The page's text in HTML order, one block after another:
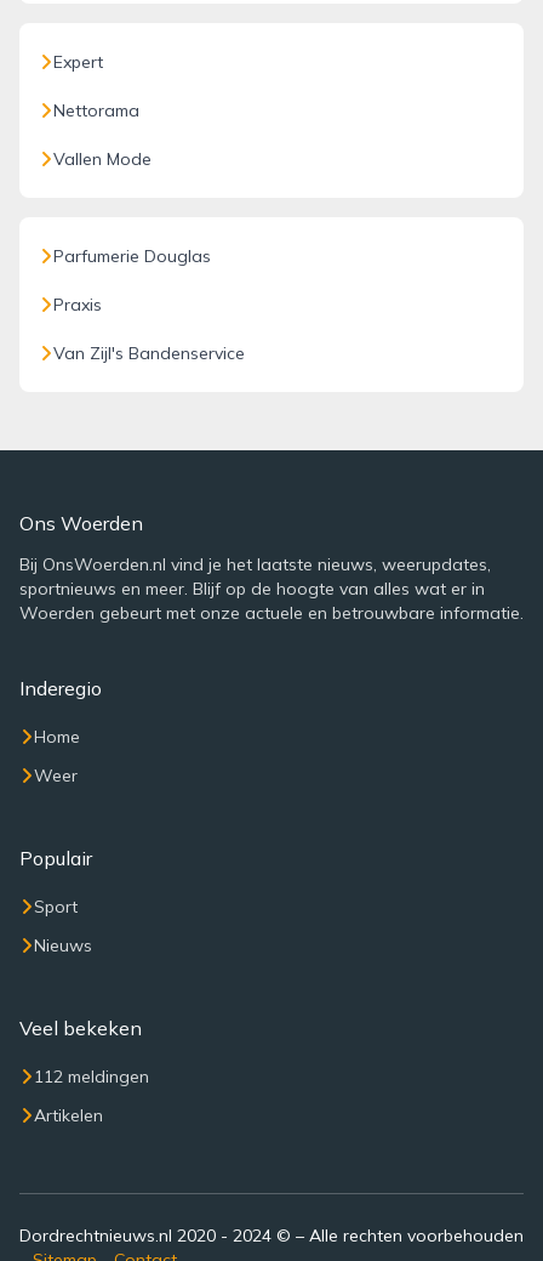
Expert
Nettorama
Vallen Mode
Parfumerie Douglas
Praxis
Van Zijl's Bandenservice
Ons Woerden
Bij OnsWoerden.nl vind je het laatste nieuws, weerupdates,
sportnieuws en meer. Blijf op de hoogte van alles wat er in
Woerden gebeurt met onze actuele en betrouwbare informatie.
Inderegio
Home
Weer
Populair
Sport
Nieuws
Veel bekeken
112 meldingen
Artikelen
Dordrechtnieuws.nl 2020 - 2024 © – Alle rechten voorbehouden